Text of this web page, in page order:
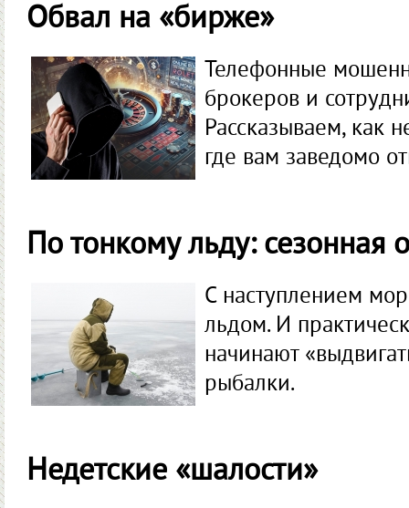
Обвал на «бирже»
Телефонные
брокеров и
Рассказы­ваем, как
где вам заведомо
По тонкому льду: сезонная
С наступлением
льдом. И
начинают
рыбалки.
Недетские «шалости»